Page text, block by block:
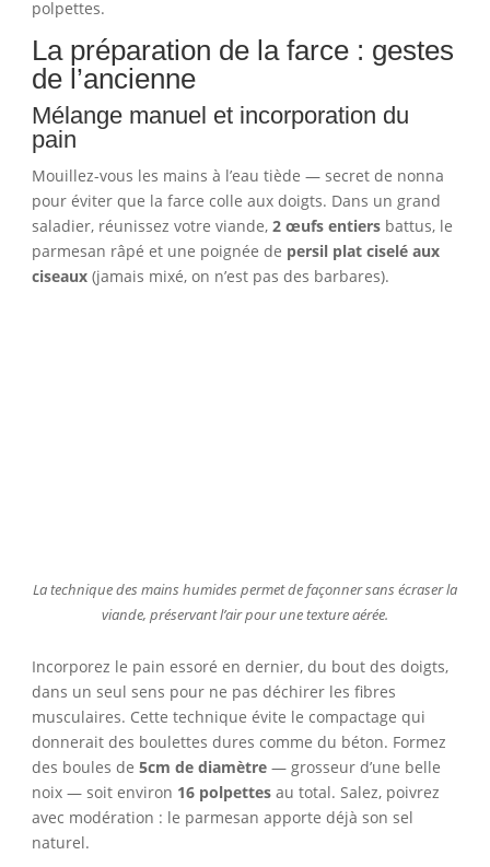
polpettes.
La préparation de la farce : gestes
de l’ancienne
Mélange manuel et incorporation du
pain
Mouillez-vous les mains à l’eau tiède — secret de nonna
pour éviter que la farce colle aux doigts. Dans un grand
saladier, réunissez votre viande, 2 œufs entiersbattus, le
parmesan râpé et une poignée de persil plat ciselé aux
ciseaux(jamais mixé, on n’est pas des barbares).
La technique des mains humides permet de façonner sans écraser la
viande, préservant l’air pour une texture aérée.
Incorporez le pain essoré en dernier, du bout des doigts,
dans un seul sens pour ne pas déchirer les fibres
musculaires. Cette technique évite le compactage qui
donnerait des boulettes dures comme du béton. Formez
des boules de 5cm de diamètre— grosseur d’une belle
noix — soit environ 16 polpettesau total. Salez, poivrez
avec modération : le parmesan apporte déjà son sel
naturel.